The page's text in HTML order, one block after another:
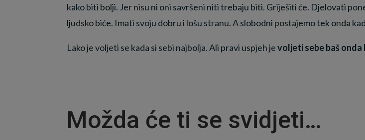
kako biti bolji. Jer nisu ni oni savršeni niti trebaju biti. Griješiti će. Djelovati
ljudsko biće. Imati svoju dobru i lošu stranu. A slobodni postajemo tek onda
Lako je voljeti se kada si sebi najbolja. Ali pravi uspjeh jevoljeti sebe baš onda
Možda će ti se svidjeti…